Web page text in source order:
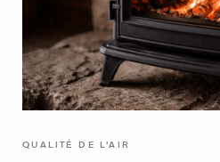
QUALITÉ DE L'AIR